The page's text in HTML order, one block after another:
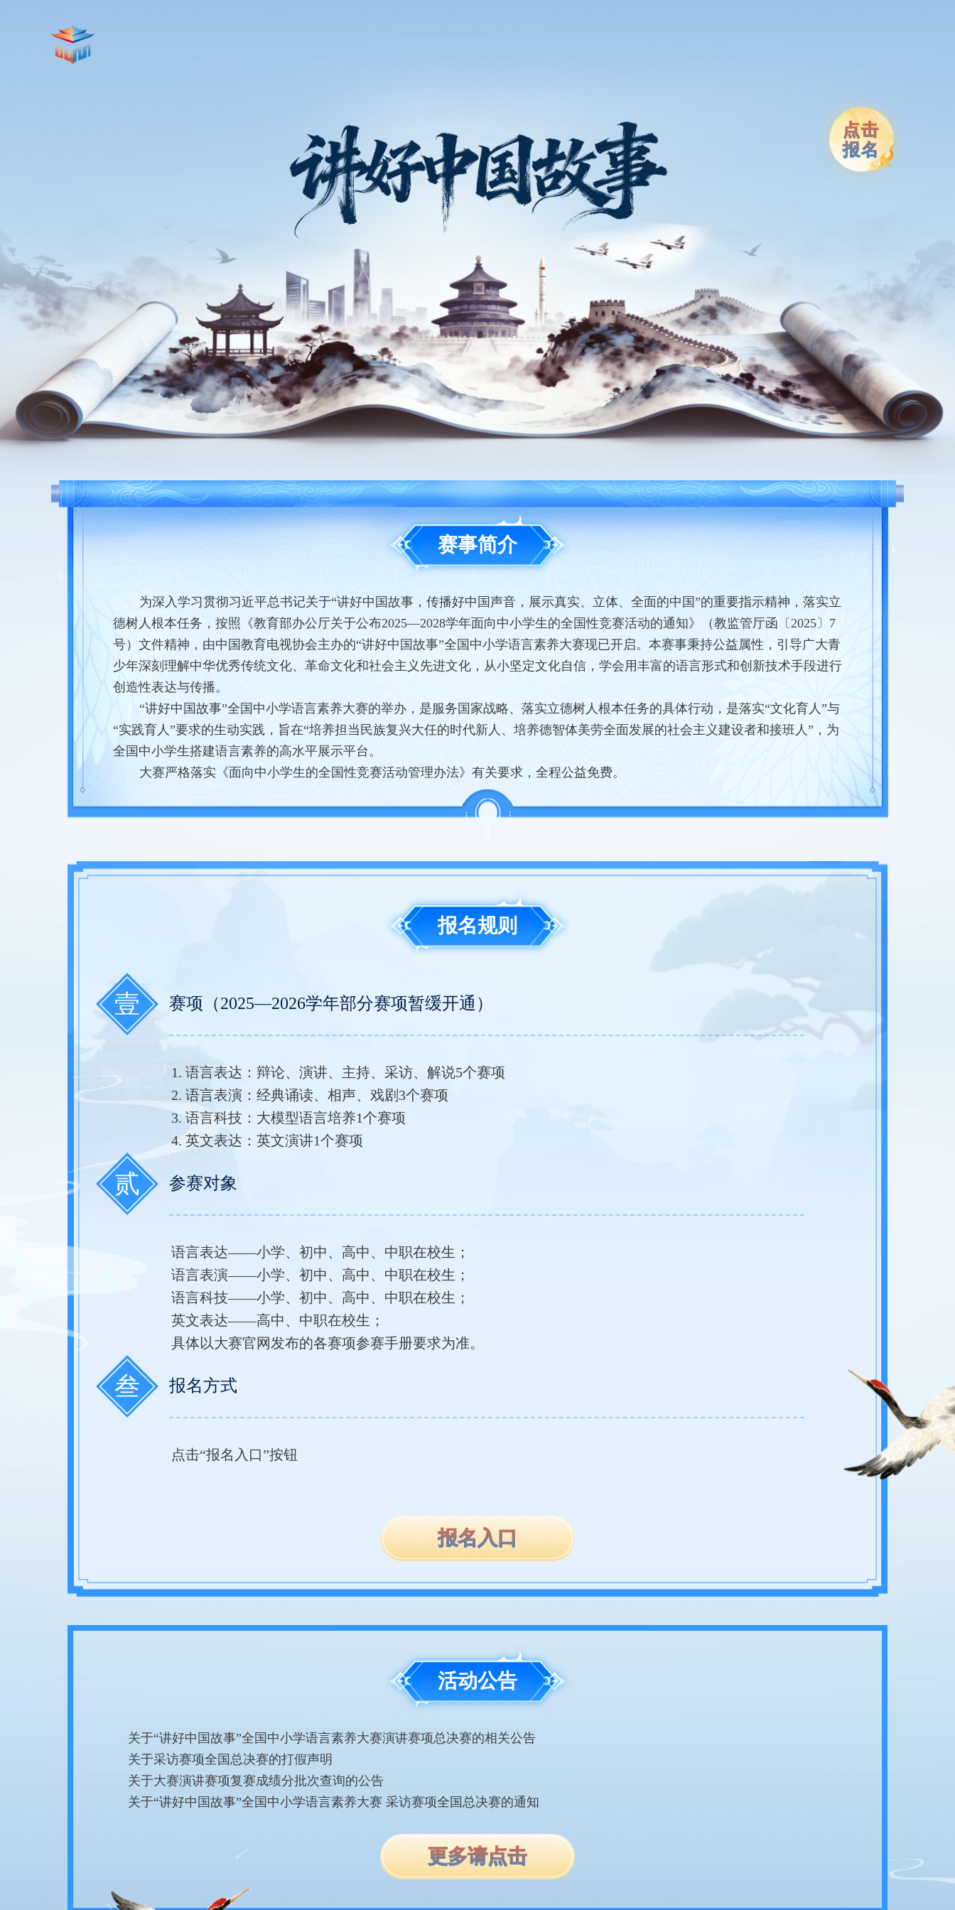
点击
报名
赛事简介
为深入学习贯彻习近平总书记关于“讲好中国故事，传播好中国声音，展示真实、立体、全面的中国”的重要指示精神，落实立
德树人根本任务，按照《教育部办公厅关于公布2025—2028学年面向中小学生的全国性竞赛活动的通知》（教监管厅函〔2025〕7
号）文件精神，由中国教育电视协会主办的“讲好中国故事”全国中小学语言素养大赛现已开启。本赛事秉持公益属性，引导广大青
少年深刻理解中华优秀传统文化、革命文化和社会主义先进文化，从小坚定文化自信，学会用丰富的语言形式和创新技术手段进行
创造性表达与传播。
“讲好中国故事”全国中小学语言素养大赛的举办，是服务国家战略、落实立德树人根本任务的具体行动，是落实“文化育人”与
“实践育人”要求的生动实践，旨在“培养担当民族复兴大任的时代新人、培养德智体美劳全面发展的社会主义建设者和接班人”，为
全国中小学生搭建语言素养的高水平展示平台。
大赛严格落实《面向中小学生的全国性竞赛活动管理办法》有关要求，全程公益免费。
报名规则
壹 赛项（2025—2026学年部分赛项暂缓开通）
1. 语言表达：辩论、演讲、主持、采访、解说5个赛项
2. 语言表演：经典诵读、相声、戏剧3个赛项
3. 语言科技：大模型语言培养1个赛项
4. 英文表达：英文演讲1个赛项
贰 参赛对象
语言表达——小学、初中、高中、中职在校生；
语言表演——小学、初中、高中、中职在校生；
语言科技——小学、初中、高中、中职在校生；
英文表达——高中、中职在校生；
具体以大赛官网发布的各赛项参赛手册要求为准。
叁 报名方式
点击“报名入口”按钮
报名入口
活动公告
关于“讲好中国故事”全国中小学语言素养大赛演讲赛项总决赛的相关公告
关于采访赛项全国总决赛的打假声明
关于大赛演讲赛项复赛成绩分批次查询的公告
关于“讲好中国故事”全国中小学语言素养大赛 采访赛项全国总决赛的通知
更多请点击